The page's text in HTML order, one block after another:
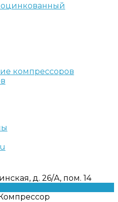
оцинкованный
компрессоров
д. 26/А, пом. 14